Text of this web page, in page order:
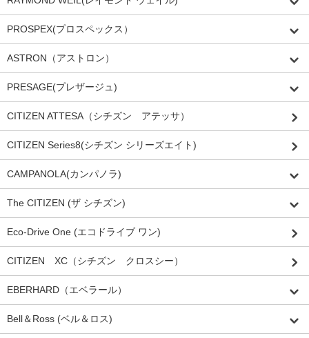
PROSPEX(プロスペックス）
ASTRON（アストロン）
PRESAGE(プレザージュ)
CITIZEN ATTESA（シチズン アテッサ）
CITIZEN Series8(シチズン シリーズエイト)
CAMPANOLA(カンパノラ)
The CITIZEN (ザ シチズン)
Eco-Drive One (エコドライブ ワン)
CITIZEN XC（シチズン クロスシー）
EBERHARD（エベラール）
Bell＆Ross (ベル＆ロス)